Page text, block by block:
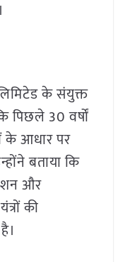
के संयुक्त
पिछले 30 वर्षों
के आधार पर
बताया कि
और
की